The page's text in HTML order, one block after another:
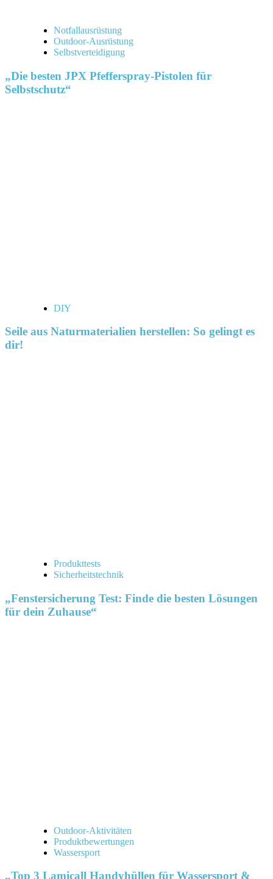
Notfallausrüstung
Outdoor-Ausrüstung
Selbstverteidigung
„Die besten JPX Pfefferspray-Pistolen für
Selbstschutz“
DIY
Seile aus Naturmaterialien herstellen: So gelingt es
dir!
Produkttests
Sicherheitstechnik
„Fenstersicherung Test: Finde die besten Lösungen
für dein Zuhause“
Outdoor-Aktivitäten
Produktbewertungen
Wassersport
„Top 3 Lamicall Handyhüllen für Wassersport &